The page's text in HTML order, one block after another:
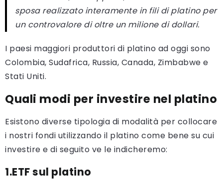
sposa realizzato interamente in fili di platino per
un controvalore di oltre un milione di dollari.
I paesi maggiori produttori di platino ad oggi sono
Colombia, Sudafrica, Russia, Canada, Zimbabwe e
Stati Uniti.
Quali modi per investire nel platino
Esistono diverse tipologia di modalità per collocare
i nostri fondi utilizzando il platino come bene su cui
investire e di seguito ve le indicheremo:
1.ETF sul platino